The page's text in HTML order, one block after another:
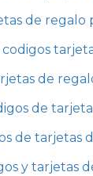
de regalo
codigos
de
de
de tarjetas
y tarjetas